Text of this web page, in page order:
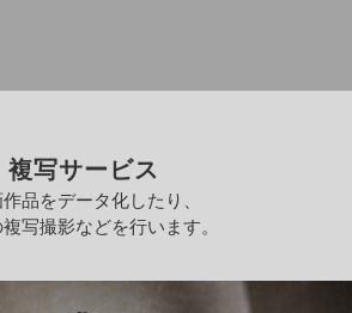
複写サービス
品をデータ化したり、
写撮影などを行います。